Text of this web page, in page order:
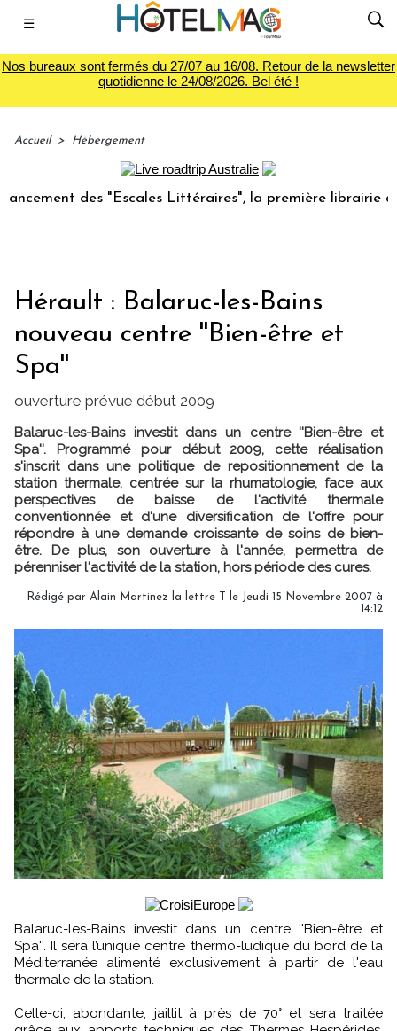
☰
Nos bureaux sont fermés du 27/07 au 16/08. Retour de la newsletter
quotidienne le 24/08/2026. Bel été !
Accueil > Hébergement
des "Escales Littéraires", la première librairie du
Hérault : Balaruc-les-Bains
nouveau centre ''Bien-être et
Spa''
ouverture prévue début 2009
Balaruc-les-Bains investit dans un centre ''Bien-être et
Spa''. Programmé pour début 2009, cette réalisation
s'inscrit dans une politique de repositionnement de la
station thermale, centrée sur la rhumatologie, face aux
perspectives de baisse de l'activité thermale
conventionnée et d'une diversification de l'offre pour
répondre à une demande croissante de soins de bien-
être. De plus, son ouverture à l'année, permettra de
pérenniser l'activité de la station, hors période des cures.
Rédigé par Alain Martinez la lettre T le Jeudi 15 Novembre 2007 à
14:12
Balaruc-les-Bains investit dans un centre ''Bien-être et
Spa''. Il sera l’unique centre thermo-ludique du bord de la
Méditerranée alimenté exclusivement à partir de l'eau
thermale de la station.
Celle-ci, abondante, jaillit à près de 70° et sera traitée